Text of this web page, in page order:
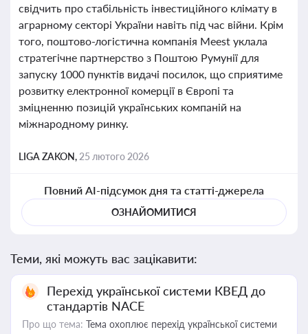
свідчить про стабільність інвестиційного клімату в
аграрному секторі України навіть під час війни. Крім
того, поштово-логістична компанія Meest уклала
стратегічне партнерство з Поштою Румунії для
запуску 1000 пунктів видачі посилок, що сприятиме
розвитку електронної комерції в Європі та
зміцненню позицій українських компаній на
міжнародному ринку.
LIGA ZAKON, 25 лютого 2026
Повний AI-підсумок дня та статті-джерела
ОЗНАЙОМИТИСЯ
Теми, які можуть вас зацікавити:
Перехід української системи КВЕД до
стандартів NACE
Про що тема: Тема охоплює перехід української системи